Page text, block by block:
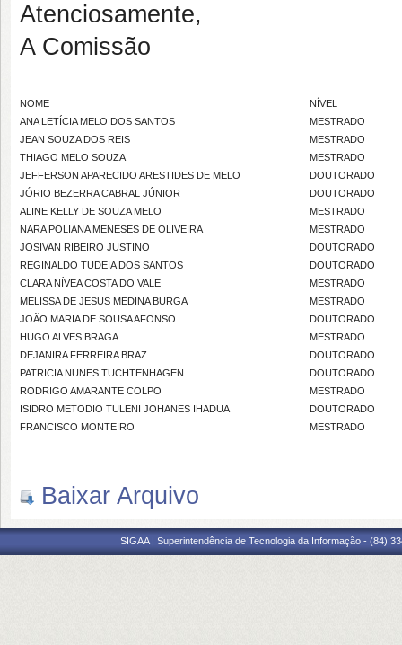
Atenciosamente,
A Comissão
NOME
NÍVEL
ANA LETÍCIA MELO DOS SANTOS
MESTRADO
JEAN SOUZA DOS REIS
MESTRADO
THIAGO MELO SOUZA
MESTRADO
JEFFERSON APARECIDO ARESTIDES DE MELO
DOUTORADO
JÓRIO BEZERRA CABRAL JÚNIOR
DOUTORADO
ALINE KELLY DE SOUZA MELO
MESTRADO
NARA POLIANA MENESES DE OLIVEIRA
MESTRADO
JOSIVAN RIBEIRO JUSTINO
DOUTORADO
REGINALDO TUDEIA DOS SANTOS
DOUTORADO
CLARA NÍVEA COSTA DO VALE
MESTRADO
MELISSA DE JESUS MEDINA BURGA
MESTRADO
JOÃO MARIA DE SOUSA AFONSO
DOUTORADO
HUGO ALVES BRAGA
MESTRADO
DEJANIRA FERREIRA BRAZ
DOUTORADO
PATRICIA NUNES TUCHTENHAGEN
DOUTORADO
RODRIGO AMARANTE COLPO
MESTRADO
ISIDRO METODIO TULENI JOHANES IHADUA
DOUTORADO
FRANCISCO MONTEIRO
MESTRADO
Baixar Arquivo
SIGAA | Superintendência de Tecnologia da Informação - (84)